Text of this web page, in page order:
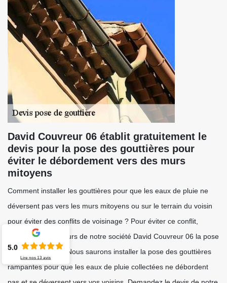
David Couvreur 06 établit gratuitement le
devis pour la pose des gouttières pour
éviter le débordement vers des murs
mitoyens
Comment installer les gouttières pour que les eaux de pluie ne
déversent pas vers les murs mitoyens ou sur le terrain du voisin
pour éviter des conflits de voisinage ? Pour éviter ce conflit,
confiez aux zingueurs de notre société David Couvreur 06 la pose
de vos gouttières. Nous saurons installer la pose des gouttières
rampantes pour que les eaux de pluie collectées ne débordent
5.0
Lire nos13 avis